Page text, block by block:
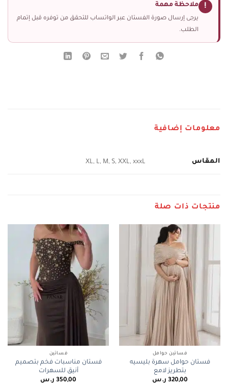
! ملاحظة مهمة
يرجى إرسال صورة الفستان عبر الواتساب للتحقق من توفره قبل إتمام
الطلب.
معلومات إضافية
المقاس XL, L, M, S, XXL, xxxL
منتجات ذات صلة
فساتين حوامل
فستان حوامل سهرة بليسيه
بتطريز لامع
320,00 ر.س
فساتين
فستان مناسبات فخم بتصميم
أنيق للسهرات
350,00 ر.س